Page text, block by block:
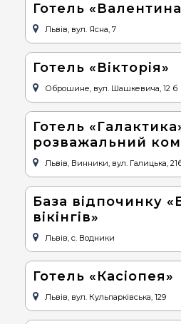
Готель
Львів, вул. Ясна, 7
Готель «Вікторія»
Оброшине, вул. Шашкевича, 12 б
Готель
розважальний
Львів, Винники, вул. Галицька,
База відпочинку
вікінгів»
Львів, с. Водники
Готель «Касіопея»
Львів, вул. Кульпарківська, 129